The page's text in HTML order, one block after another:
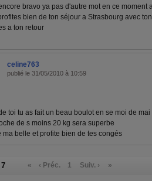
bravo ya pas d'autre mot en ce moment
bien de ton séjour a Strasbourg avec
a ton retour
celine763
publié le 31/05/2010 à 10:59
toi tu as fait un beau boulot en se moi de mai
de s moins 20 kg sera superbe
ma belle et profite bien de tes congés
« ‹ Préc. 1 Suiv. › »